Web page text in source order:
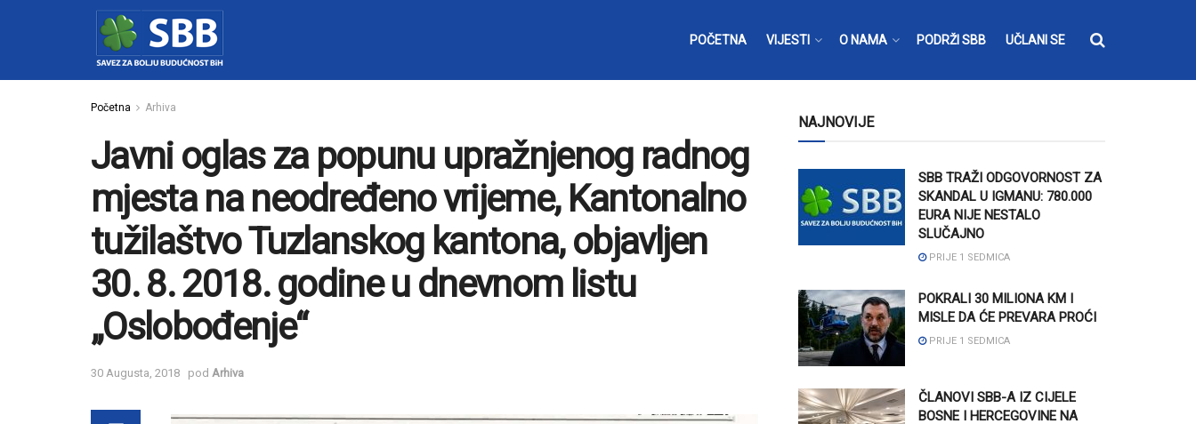
POČETNA VIJESTI O NAMA PODRŽI SBB UČLANI SE
Početna Arhiva
Javni oglas za popunu upražnjenog radnog
mjesta na neodređeno vrijeme, Kantonalno
tužilaštvo Tuzlanskog kantona, objavljen
30. 8. 2018. godine u dnevnom listu
„Oslobođenje“
30 Augusta, 2018 pod Arhiva
NAJNOVIJE
SBB TRAŽI ODGOVORNOST ZA
SKANDAL U IGMANU: 780.000
EURA NIJE NESTALO
SLUČAJNO
PRIJE 1 SEDMICA
POKRALI 30 MILIONA KM I
MISLE DA ĆE PREVARA PROĆI
PRIJE 1 SEDMICA
ČLANOVI SBB-A IZ CIJELE
BOSNE I HERCEGOVINE NA